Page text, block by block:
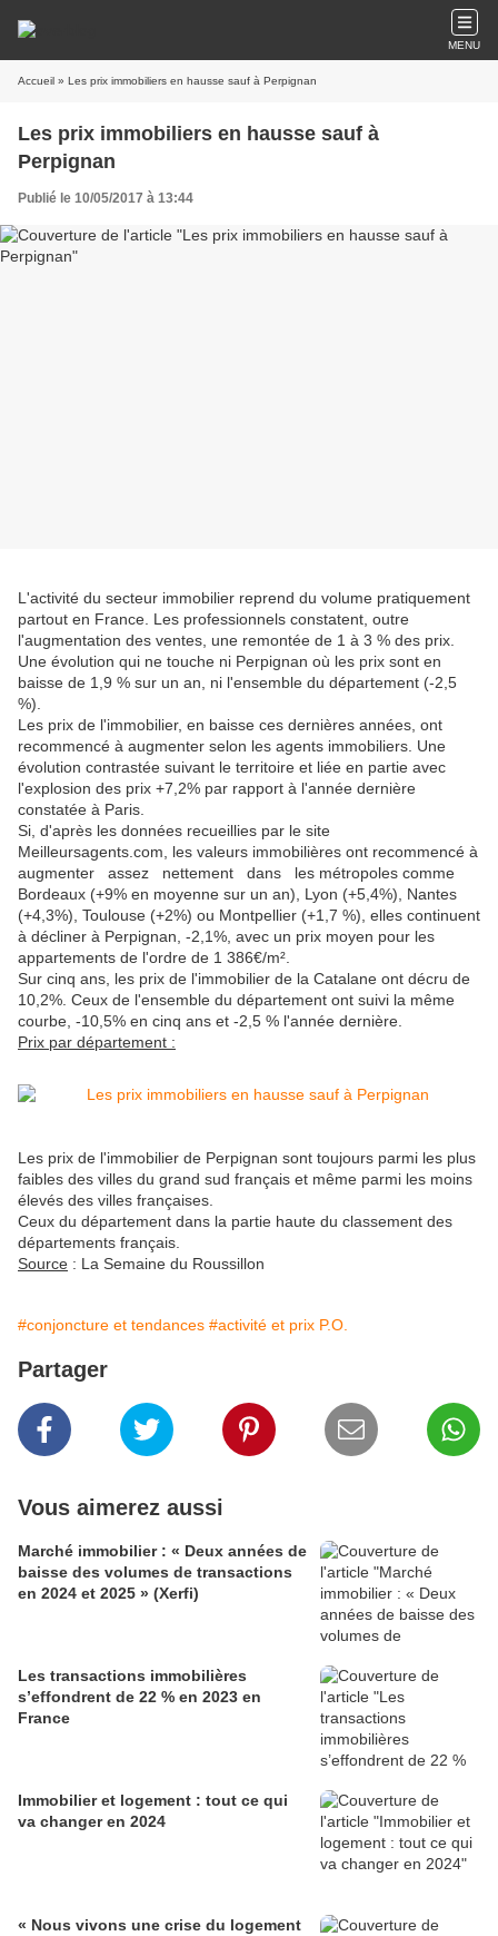
MENU
Accueil » Les prix immobiliers en hausse sauf à Perpignan
Les prix immobiliers en hausse sauf à
Perpignan
Publié le 10/05/2017 à 13:44
L'activité du secteur immobilier reprend du volume pratiquement
partout en France. Les professionnels constatent, outre
l'augmentation des ventes, une remontée de 1 à 3 % des prix.
Une évolution qui ne touche ni Perpignan où les prix sont en
baisse de 1,9 % sur un an, ni l'ensemble du département (-2,5
%).
Les prix de l'immobilier, en baisse ces dernières années, ont
recommencé à augmenter selon les agents immobiliers. Une
évolution contrastée suivant le territoire et liée en partie avec
l'explosion des prix +7,2% par rapport à l'année dernière
constatée à Paris.
Si, d'après les données recueillies par le site
Meilleursagents.com, les valeurs immobilières ont recommencé à
augmenter assez nettement dans les métropoles comme
Bordeaux (+9% en moyenne sur un an), Lyon (+5,4%), Nantes
(+4,3%), Toulouse (+2%) ou Montpellier (+1,7 %), elles continuent
à décliner à Perpignan, -2,1%, avec un prix moyen pour les
appartements de l'ordre de 1 386€/m².
Sur cinq ans, les prix de l'immobilier de la Catalane ont décru de
10,2%. Ceux de l'ensemble du département ont suivi la même
courbe, -10,5% en cinq ans et -2,5 % l'année dernière.
Prix par département :
Les prix de l'immobilier de Perpignan sont toujours parmi les plus
faibles des villes du grand sud français et même parmi les moins
élevés des villes françaises.
Ceux du département dans la partie haute du classement des
départements français.
Source : La Semaine du Roussillon
#conjoncture et tendances #activité et prix P.O.
Partager
Vous aimerez aussi
Marché immobilier : « Deux années de
baisse des volumes de transactions
en 2024 et 2025 » (Xerfi)
Les transactions immobilières
s’effondrent de 22 % en 2023 en
France
Immobilier et logement : tout ce qui
va changer en 2024
« Nous vivons une crise du logement